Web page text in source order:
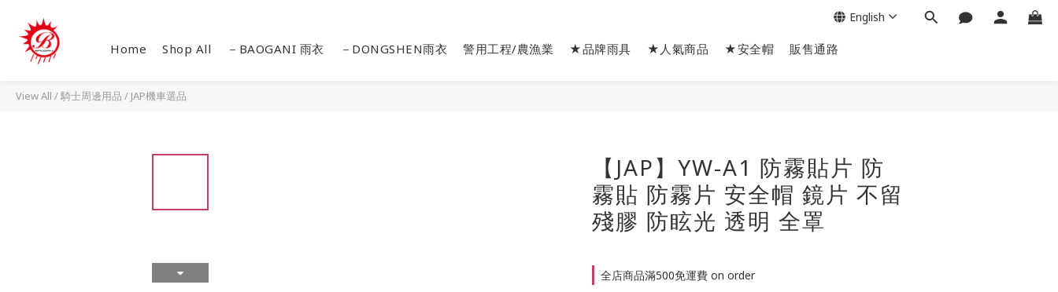
Home Shop All －BAOGANI 雨衣 －DONGSHEN雨衣 警用工程/農漁業 ★品牌雨具 ★人氣商品 ★安全帽 販售通路
English
View All /騎士周邊用品 / JAP機車選品
【JAP】YW-A1 防霧貼片 防
霧貼 防霧片 安全帽 鏡片 不留
殘膠 防眩光 透明 全罩
全店商品滿500免運費 on order